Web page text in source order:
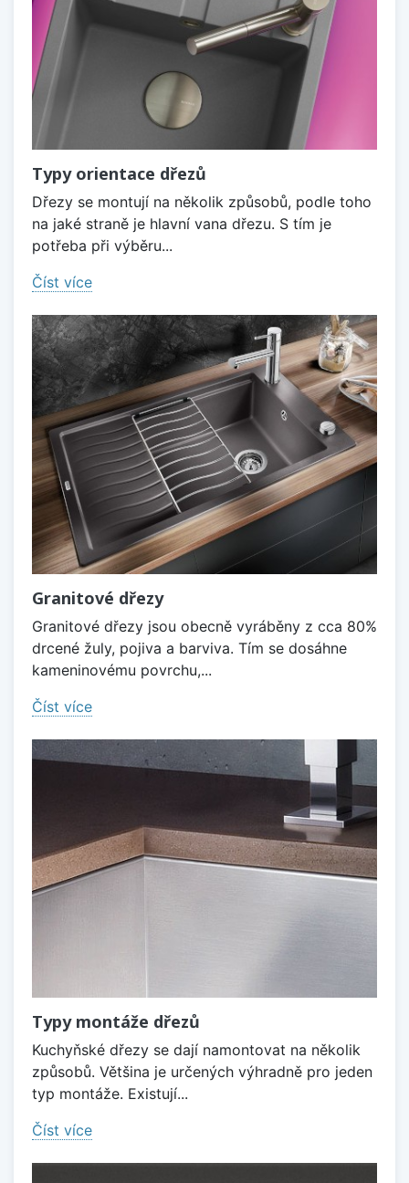
Typy orientace dřezů
Dřezy se montují na několik způsobů, podle toho
na jaké straně je hlavní vana dřezu. S tím je
potřeba při výběru...
Číst více
Granitové dřezy
Granitové dřezy jsou obecně vyráběny z cca 80%
drcené žuly, pojiva a barviva. Tím se dosáhne
kameninovému povrchu,...
Číst více
Typy montáže dřezů
Kuchyňské dřezy se dají namontovat na několik
způsobů. Většina je určených výhradně pro jeden
typ montáže. Existují...
Číst více